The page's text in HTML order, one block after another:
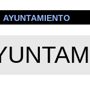
AYUNTAMIENTO